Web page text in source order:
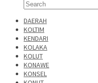
DAERAH
KOLTIM
KENDARI
KOLAKA
KOLUT
KONAWE
KONSEL